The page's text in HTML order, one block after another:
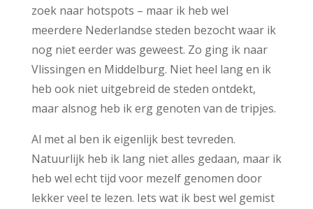
zoek naar hotspots – maar ik heb wel
meerdere Nederlandse steden bezocht waar ik
nog niet eerder was geweest. Zo ging ik naar
Vlissingen en Middelburg. Niet heel lang en ik
heb ook niet uitgebreid de steden ontdekt,
maar alsnog heb ik erg genoten van de tripjes.
Al met al ben ik eigenlijk best tevreden.
Natuurlijk heb ik lang niet alles gedaan, maar ik
heb wel echt tijd voor mezelf genomen door
lekker veel te lezen. Iets wat ik best wel gemist